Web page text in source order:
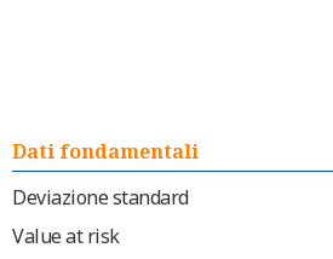
Dati fondamentali
Deviazione standard
Value at risk